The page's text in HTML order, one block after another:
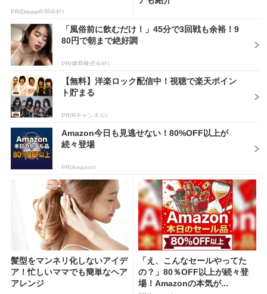
PR(Dreaw合同会社)
「風俗前に飲むだけ！」45分で3回戦も余裕！9
80円で朝まで絶好調
PR(健商株式会社)
【無料】洋楽ロック配信中！視聴で楽天ポイン
ト貯まる
PR(Rチャンネル)
Amazon今日も見逃せない！80%OFF以上が
続々登場
PR(Amazon)
髪型をマンネリ化しないアイデ
ア！忙しいママでも簡単なヘア
アレンジ
「え、こんなセールやってた
の？」80％OFF以上が続々登
場！Amazonの本気が...